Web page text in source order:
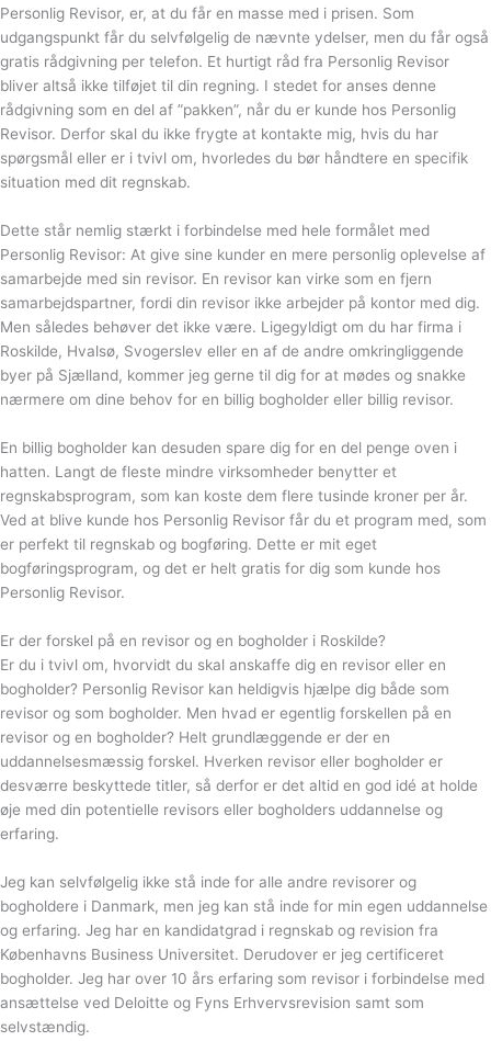
Personlig Revisor, er, at du får en masse med i prisen. Som
udgangspunkt får du selvfølgelig de nævnte ydelser, men du får også
gratis rådgivning per telefon. Et hurtigt råd fra Personlig Revisor
bliver altså ikke tilføjet til din regning. I stedet for anses denne
rådgivning som en del af ”pakken”, når du er kunde hos Personlig
Revisor. Derfor skal du ikke frygte at kontakte mig, hvis du har
spørgsmål eller er i tvivl om, hvorledes du bør håndtere en specifik
situation med dit regnskab.
Dette står nemlig stærkt i forbindelse med hele formålet med
Personlig Revisor: At give sine kunder en mere personlig oplevelse af
samarbejde med sin revisor. En revisor kan virke som en fjern
samarbejdspartner, fordi din revisor ikke arbejder på kontor med dig.
Men således behøver det ikke være. Ligegyldigt om du har firma i
Roskilde, Hvalsø, Svogerslev eller en af de andre omkringliggende
byer på Sjælland, kommer jeg gerne til dig for at mødes og snakke
nærmere om dine behov for en billig bogholder eller billig revisor.
En billig bogholder kan desuden spare dig for en del penge oven i
hatten. Langt de fleste mindre virksomheder benytter et
regnskabsprogram, som kan koste dem flere tusinde kroner per år.
Ved at blive kunde hos Personlig Revisor får du et program med, som
er perfekt til regnskab og bogføring. Dette er mit eget
bogføringsprogram, og det er helt gratis for dig som kunde hos
Personlig Revisor.
Er der forskel på en revisor og en bogholder i Roskilde?
Er du i tvivl om, hvorvidt du skal anskaffe dig en revisor eller en
bogholder? Personlig Revisor kan heldigvis hjælpe dig både som
revisor og som bogholder. Men hvad er egentlig forskellen på en
revisor og en bogholder? Helt grundlæggende er der en
uddannelsesmæssig forskel. Hverken revisor eller bogholder er
desværre beskyttede titler, så derfor er det altid en god idé at holde
øje med din potentielle revisors eller bogholders uddannelse og
erfaring.
Jeg kan selvfølgelig ikke stå inde for alle andre revisorer og
bogholdere i Danmark, men jeg kan stå inde for min egen uddannelse
og erfaring. Jeg har en kandidatgrad i regnskab og revision fra
Københavns Business Universitet. Derudover er jeg certificeret
bogholder. Jeg har over 10 års erfaring som revisor i forbindelse med
ansættelse ved Deloitte og Fyns Erhvervsrevision samt som
selvstændig.